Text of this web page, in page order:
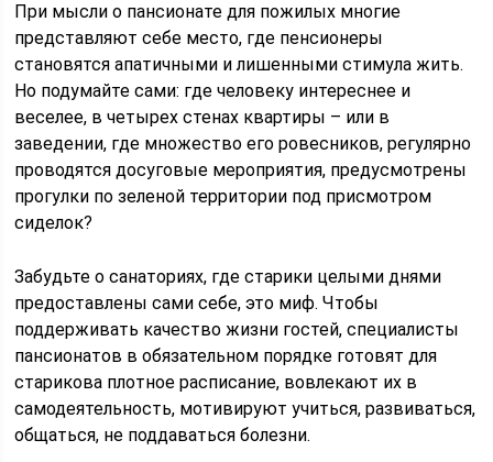
При мысли о пансионате для пожилых многие
представляют себе место, где пенсионеры
становятся апатичными и лишенными стимула жить.
Но подумайте сами: где человеку интереснее и
веселее, в четырех стенах квартиры – или в
заведении, где множество его ровесников, регулярно
проводятся досуговые мероприятия, предусмотрены
прогулки по зеленой территории под присмотром
сиделок?
Забудьте о санаториях, где старики целыми днями
предоставлены сами себе, это миф. Чтобы
поддерживать качество жизни гостей, специалисты
пансионатов в обязательном порядке готовят для
старикова плотное расписание, вовлекают их в
самодеятельность, мотивируют учиться, развиваться,
общаться, не поддаваться болезни.